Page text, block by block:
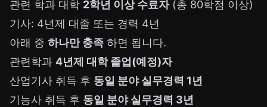
관련 학과 대학 2학년 이상 수료자(총 80학점 이상)
기사: 4년제 대졸 또는 경력 4년
아래 중 하나만 충족 하면 됩니다.
관련학과 4년제 대학 졸업(예정)자
산업기사 취득 후 동일 분야 실무경력 1년
기능사 취득 후 동일 분야 실무경력 3년